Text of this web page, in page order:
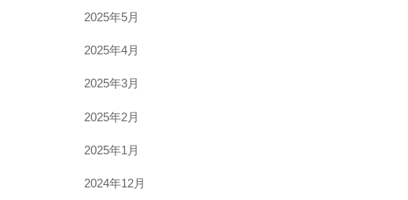
2025年5月
2025年4月
2025年3月
2025年2月
2025年1月
2024年12月